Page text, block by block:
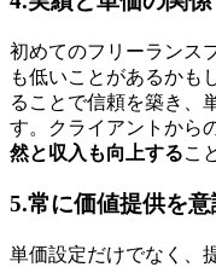
初めてのフリーランス
も低いことがあるかも
ることで信頼を築き、
す。クライアントから
然と収入も向上するこ
5.常に価値提供を意
単価設定だけでなく、